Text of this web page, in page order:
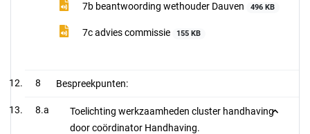
7b beantwoording wethouder Dauven 496 KB
7c advies commissie 155 KB
8 Bespreekpunten:
8.a
Toelichting werkzaamheden cluster handhaving
door coördinator Handhaving.